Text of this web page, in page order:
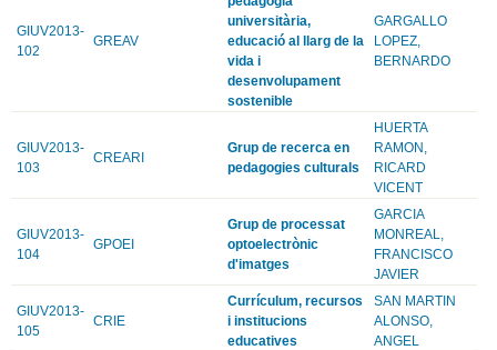
GIUV2013-
102
GREAV
universitària,
educació al llarg de la
vida i
desenvolupament
sostenible
GARGALLO
LOPEZ,
BERNARDO
GIUV2013-
103
CREARI
Grup de recerca en
pedagogies culturals
HUERTA
RAMON,
RICARD
VICENT
GIUV2013-
104
GPOEI
Grup de processat
optoelectrònic
d'imatges
GARCIA
MONREAL,
FRANCISCO
JAVIER
GIUV2013-
105
CRIE
Currículum, recursos
i institucions
educatives
SAN MARTIN
ALONSO,
ANGEL